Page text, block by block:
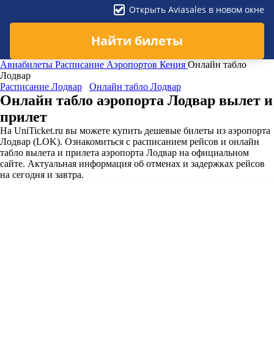
Открыть Aviasales в новом окне
Найти билеты
Авиабилеты Расписание Аэропортов Кения Онлайн табло
Лодвар
Расписание Лодвар
Онлайн табло Лодвар
Онлайн табло аэропорта Лодвар вылет и
прилет
На UniTicket.ru вы можете купить дешевые билеты из аэропорта
Лодвар (LOK). Ознакомиться с расписанием рейсов и онлайн
табло вылета и прилета аэропорта Лодвар на официальном
сайте. Актуальная информация об отменах и задержках рейсов
на сегодня и завтра.